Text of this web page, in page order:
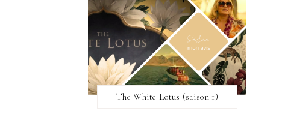
The White Lotus (saison 1)